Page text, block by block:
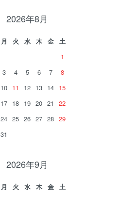
2026年8月
月 火 水 木 金
土
1
3 4 5 6 7
8
10 11 12 13 14 15
17 18 19 20 21
22
24 25 26 27 28 29
31
2026年9月
月 火 水 木 金
土